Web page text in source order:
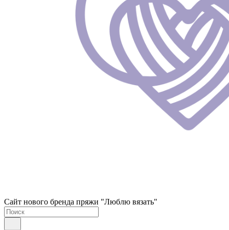
Сайт нового бренда пряжи "Люблю вязать"